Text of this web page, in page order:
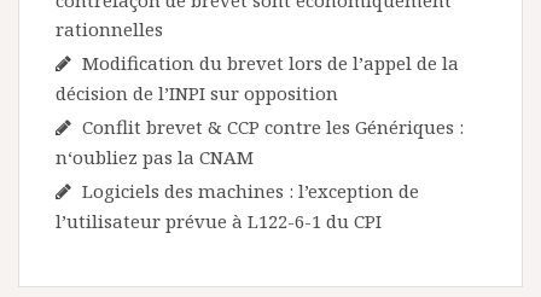
rationnelles
Modification du brevet lors de l’appel de la
décision de l’INPI sur opposition
Conflit brevet & CCP contre les Génériques :
n‘oubliez pas la CNAM
Logiciels des machines : l’exception de
l’utilisateur prévue à L122-6-1 du CPI